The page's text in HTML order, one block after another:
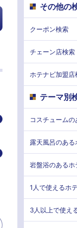
その他の
クーポン検索
チェーン店検索
ホテナビ加盟店
テーマ別
コスチューム
露天風呂のある
岩盤浴のあるホ
1人で使えるホ
3人以上で使え